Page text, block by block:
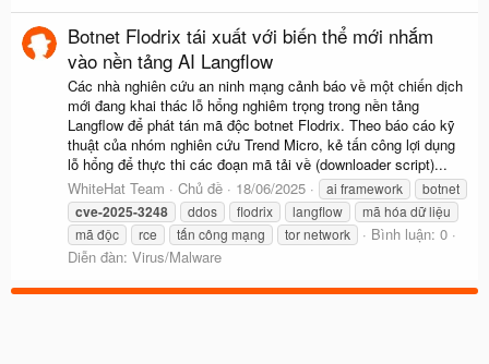
Botnet Flodrix tái xuất với biến thể mới nhắm
vào nền tảng AI Langflow
Các nhà nghiên cứu an ninh mạng cảnh báo về một chiến dịch
mới đang khai thác lỗ hổng nghiêm trọng trong nền tảng
Langflow để phát tán mã độc botnet Flodrix. Theo báo cáo kỹ
thuật của nhóm nghiên cứu Trend Micro, kẻ tấn công lợi dụng
lỗ hổng để thực thi các đoạn mã tải về (downloader script)...
WhiteHat Team
Chủ đề 18/06/2025 ai framework botnet
cve-2025-3248 ddos flodrix langflow
mã hóa dữ liệu
mã độc
rce tấn công mạng tor network
Bình luận: 0
Diễn đàn: Virus/Malware